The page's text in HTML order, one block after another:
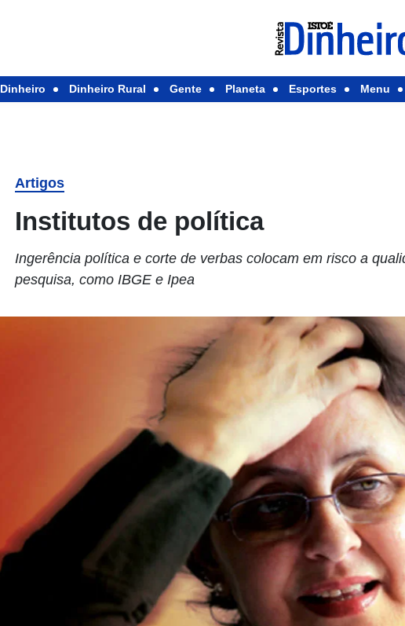
Dinheiro Dinheiro Rural Gente Planeta Esportes Menu
Artigos
Institutos de política
Ingerência política e corte de verbas colocam em risco a
pesquisa, como IBGE e Ipea